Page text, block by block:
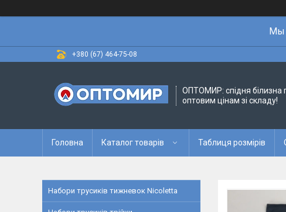
Мы
+380 (67) 464-75-08
ОПТОМИР: спідня білизна
оптовим цінам зі складу!
Головна Каталог товарів Таблиця розмірів
Набори трусиків тижневок Nicoletta